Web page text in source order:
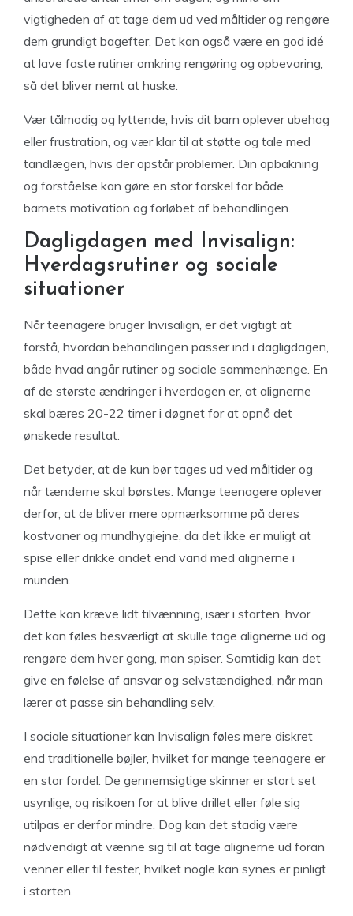
vigtigheden af at tage dem ud ved måltider og rengøre
dem grundigt bagefter. Det kan også være en god idé
at lave faste rutiner omkring rengøring og opbevaring,
så det bliver nemt at huske.
Vær tålmodig og lyttende, hvis dit barn oplever ubehag
eller frustration, og vær klar til at støtte og tale med
tandlægen, hvis der opstår problemer. Din opbakning
og forståelse kan gøre en stor forskel for både
barnets motivation og forløbet af behandlingen.
Dagligdagen med Invisalign:
Hverdagsrutiner og sociale
situationer
Når teenagere bruger Invisalign, er det vigtigt at
forstå, hvordan behandlingen passer ind i dagligdagen,
både hvad angår rutiner og sociale sammenhænge. En
af de største ændringer i hverdagen er, at alignerne
skal bæres 20-22 timer i døgnet for at opnå det
ønskede resultat.
Det betyder, at de kun bør tages ud ved måltider og
når tænderne skal børstes. Mange teenagere oplever
derfor, at de bliver mere opmærksomme på deres
kostvaner og mundhygiejne, da det ikke er muligt at
spise eller drikke andet end vand med alignerne i
munden.
Dette kan kræve lidt tilvænning, især i starten, hvor
det kan føles besværligt at skulle tage alignerne ud og
rengøre dem hver gang, man spiser. Samtidig kan det
give en følelse af ansvar og selvstændighed, når man
lærer at passe sin behandling selv.
I sociale situationer kan Invisalign føles mere diskret
end traditionelle bøjler, hvilket for mange teenagere er
en stor fordel. De gennemsigtige skinner er stort set
usynlige, og risikoen for at blive drillet eller føle sig
utilpas er derfor mindre. Dog kan det stadig være
nødvendigt at vænne sig til at tage alignerne ud foran
venner eller til fester, hvilket nogle kan synes er pinligt
i starten.